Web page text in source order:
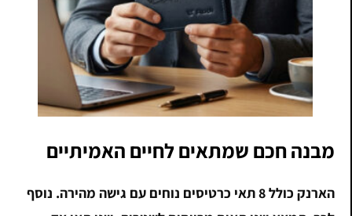
מבנה חכם שמתאים לחיים האמיתיים
הארנק כולל 8 תאי כרטיסים נוחים עם גישה מהירה. נוסף